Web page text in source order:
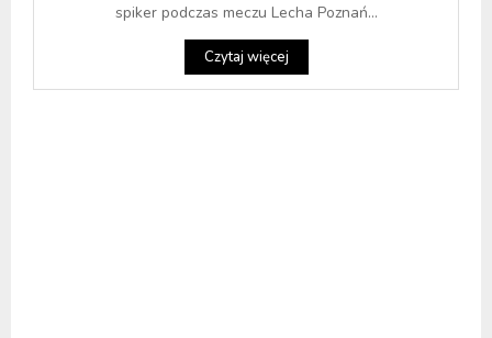
spiker podczas meczu Lecha Poznań...
Czytaj więcej